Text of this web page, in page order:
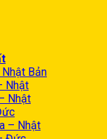
Bản
Nhật
Nhật
– Nhật